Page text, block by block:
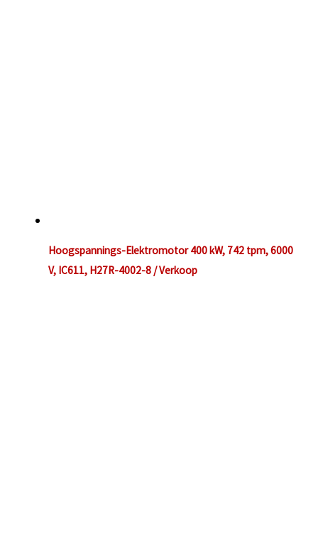
Hoogspannings-Elektromotor 400 kW, 742 tpm, 6000
V, IC611, H27R-4002-8 / Verkoop